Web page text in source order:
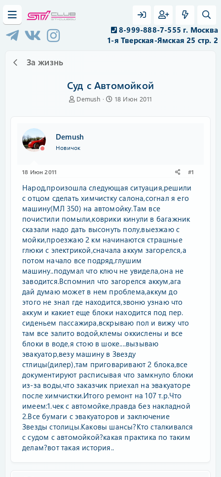
8-999-888-7-555 г. Москва
1-я Тверская-Ямская 25 стр. 2
За жизнь
Суд с Автомойкой
А
р
е
Demush
Д
18 Июн 2011
Demush
Новичок
18 Июн 2011 #1
Народ,произошла следующая ситуация,решили
с отцом сделать химчистку салона,согнал я его
машину(МЛ 350) на автомойку.Там все
почистили помыли,коврики кинули в багажник
сказали надо дать высонуть полу,выезжаю с
мойки,проезжаю 2 км начинаются страшные
глюки с электрикой,сначала аккум загорелся,а
потом начало все подряд,глушим
машину..подумал что ключ не увидела,она не
заводится.Вспомнил что загорелся аккум,ага
дай думаю может в нем проблема,аккум до
этого не знал где находится,звоню узнаю что
аккум и какиет еще блоки находится под пер.
сиденьем пассажира,вскрываю пол и вижу что
там все залито водой,клемы оккислены и все
блоки в воде,я стою в шоке....вызываю
эвакуатор,везу машину в Звезду
стлицы(дилер),там приговаривают 2 блока,все
документируют расписывая что замкнуло блоки
из-за воды,что заказчик приехал на эвакуаторе
после химчистки.Итого ремонт на 107 т.р.Что
имеем:1.чек с автомойке,правда без накладной
2.Все бумаги с эвакуаторов и заключение
Звезды столицы.Каковы шансы?Кто сталкивался
с судом с автомойкой?какая практика по таким
делам?вот такая история..